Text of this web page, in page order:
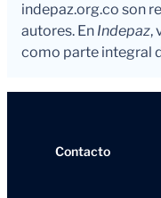
indepaz.org.co son
autores. En Indepaz,
como parte integral
Contacto